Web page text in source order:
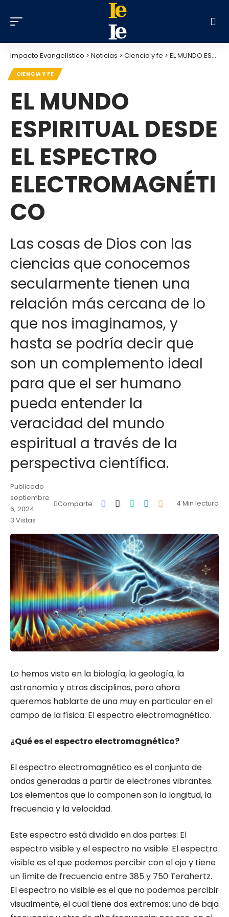
Impacto Evangelístico > Noticias > Ciencia y fe > EL MUNDO ESPIRITUAL DESDE EL ESPECTRO ELECTROMAGNÉTICO
CIENCIA Y FE
EL MUNDO
ESPIRITUAL DESDE
EL ESPECTRO
ELECTROMAGNÉTI
CO
Las cosas de Dios con las
ciencias que conocemos
secularmente tienen una
relación más cercana de lo
que nos imaginamos, y
hasta se podría decir que
son un complemento ideal
para que el ser humano
pueda entender la
veracidad del mundo
espiritual a través de la
perspectiva científica.
Publicado
septiembre
6, 2024
3 Vistas
Comparte 4 Min lectura
Lo hemos visto en la biología, la geología, la
astronomía y otras disciplinas, pero ahora
queremos hablarte de una muy en particular en el
campo de la física: El espectro electromagnético.
¿Qué es el espectro electromagnético?
El espectro electromagnético es el conjunto de
ondas generadas a partir de electrones vibrantes.
Los elementos que lo componen son la longitud, la
frecuencia y la velocidad.
Este espectro está dividido en dos partes: El
espectro visible y el espectro no visible. El espectro
visible es el que podemos percibir con el ojo y tiene
un límite de frecuencia entre 385 y 750 Terahertz.
El espectro no visible es el que no podemos percibir
visualmente, el cual tiene dos extremos: uno de baja